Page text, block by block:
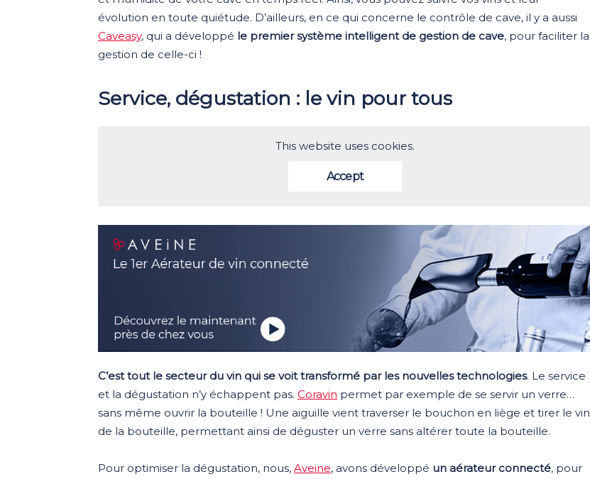
évolution en toute quiétude. D’ailleurs, en ce qui concerne le contrôle de cave, il y a aussi
Caveasy, qui a développé le premier système intelligent de gestion de cave, pour faciliter la
gestion de celle-ci !
Service, dégustation : le vin pour tous
This website uses cookies.
Accept
C’est tout le secteur du vin qui se voit transformé par les nouvelles technologies. Le service
et la dégustation n’y échappent pas. Coravin permet par exemple de se servir un verre…
sans même ouvrir la bouteille ! Une aiguille vient traverser le bouchon en liège et tirer le vin
de la bouteille, permettant ainsi de déguster un verre sans altérer toute la bouteille.
Pour optimiser la dégustation, nous, Aveine, avons développé un aérateur connecté, pour